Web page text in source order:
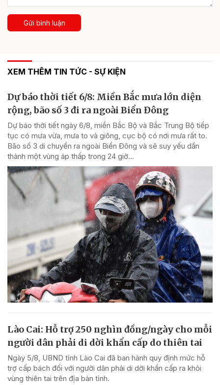
Gửi bình luận
XEM THÊM TIN TỨC - SỰ KIỆN
Dự báo thời tiết 6/8: Miền Bắc mưa lớn diện
rộng, bão số 3 đi ra ngoài Biển Đông
Dự báo thời tiết ngày 6/8, miền Bắc Bộ và Bắc Trung Bộ tiếp
tục có mưa vừa, mưa to và giông, cục bộ có nơi mưa rất to.
Bão số 3 di chuyển ra ngoài Biển Đông và sẽ suy yếu dần
thành một vùng áp thấp trong 24 giờ...
Lào Cai: Hỗ trợ 250 nghìn đồng/ngày cho mỗi
người dân phải di dời khẩn cấp do thiên tai
Ngày 5/8, UBND tỉnh Lào Cai đã ban hành quy định mức hỗ
trợ cấp bách đối với người dân phải di dời khẩn cấp ra khỏi
vùng thiên tai trên địa bàn tỉnh.